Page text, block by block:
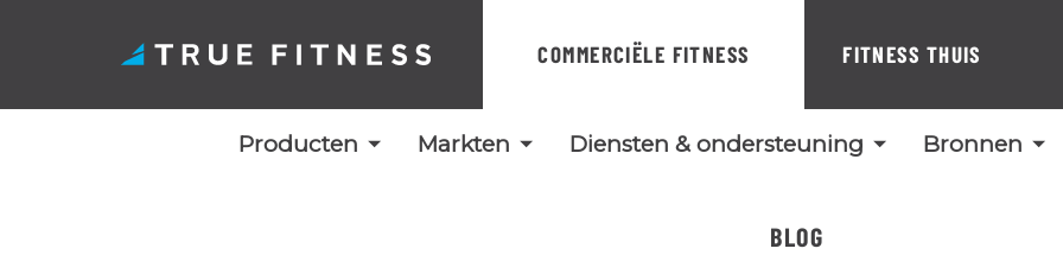
COMMERCIËLE FITNESS FITNESS THUIS
Producten Markten Diensten & ondersteuning Bronnen
BLOG